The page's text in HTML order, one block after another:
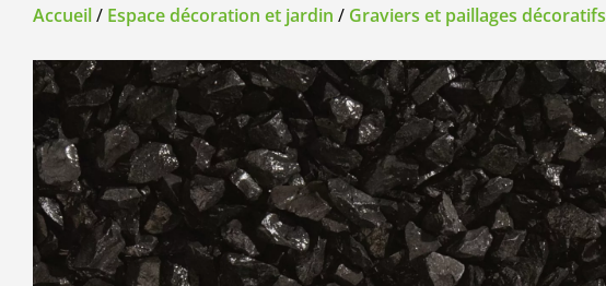
Accueil/ Espace décoration et jardin / Graviers et paillages décoratifs